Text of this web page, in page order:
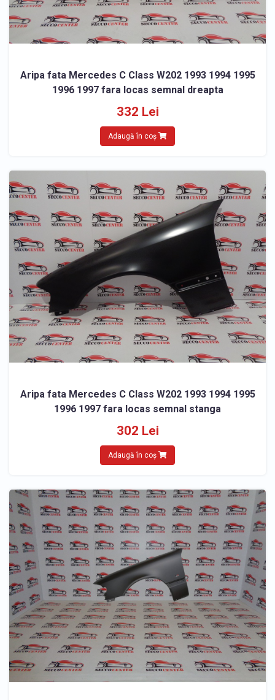
Aripa fata Mercedes C Class W202 1993 1994 1995
1996 1997 fara locas semnal dreapta
332 Lei
Adaugă în coș
Aripa fata Mercedes C Class W202 1993 1994 1995
1996 1997 fara locas semnal stanga
302 Lei
Adaugă în coș